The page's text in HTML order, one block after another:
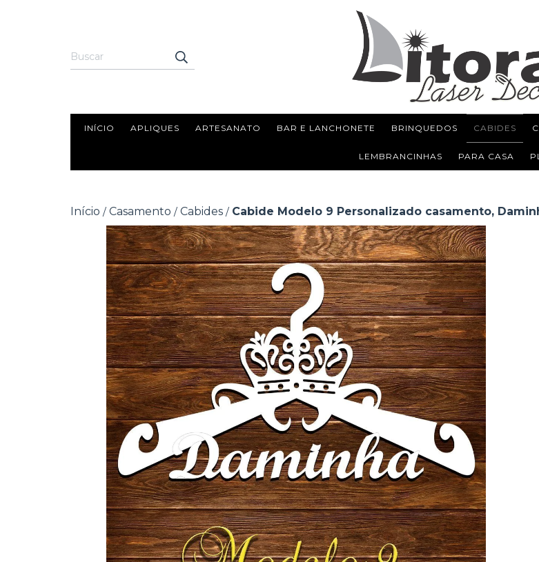
INÍCIO APLIQUES ARTESANATO BAR E LANCHONETE BRINQUEDOS CABIDES
LEMBRANCINHAS PARA CASA
Início / Casamento / Cabides / Cabide Modelo 9 Personalizado casamento,